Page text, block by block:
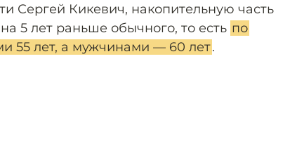
Сергей Кикевич, накопительную часть
5 лет раньше обычного, то есть по
55 лет, а мужчинами — 60 лет.